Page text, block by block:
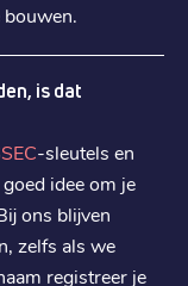
bouwen.
is dat
-sleutels en
idee om je
ons blijven
zelfs als we
registreer je